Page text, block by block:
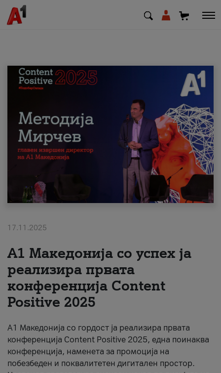
МК EN
Приватни Деловни
Поддршка
Надополни кредит
#ПодобарОнлајн
17.11.2025
А1 Македонија со успех ја
реализира првата
конференција Content
Positive 2025
А1 Македонија со гордост ја реализира првата
конференција Content Positive 2025, една поинаква
конференција, наменета за промоција на
побезбеден и поквалитетен дигитален простор.